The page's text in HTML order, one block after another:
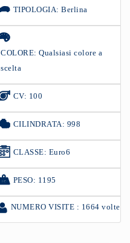
TIPOLOGIA: Berlina
COLORE: Qualsiasi colore a
scelta
CV: 100
CILINDRATA: 998
CLASSE: Euro6
PESO: 1195
NUMERO VISITE : 1664 volte